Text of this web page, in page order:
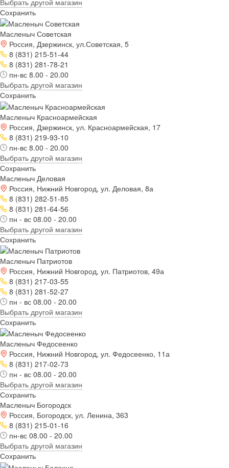
Сохранить
Масленыч Советская
Россия, Дзержинск, ул.Советская, 5
8 (831) 215-51-44
8 (831) 281-78-21
пн-вс 8.00 - 20.00
Выбрать другой магазин
Сохранить
Масленыч Красноармейская
Россия, Дзержинск, ул. Красноармейская, 17
8 (831) 219-93-10
пн-вс 8.00 - 20.00
Выбрать другой магазин
Сохранить
Масленыч Деловая
Россия, Нижний Новгород, ул. Деловая, 8а
8 (831) 282-51-85
8 (831) 281-64-56
пн - вс 08.00 - 20.00
Выбрать другой магазин
Сохранить
Масленыч Патриотов
Россия, Нижний Новгород, ул. Патриотов, 49а
8 (831) 217-03-55
8 (831) 281-52-27
пн - вс 08.00 - 20.00
Выбрать другой магазин
Сохранить
Масленыч Федосеенко
Россия, Нижний Новгород, ул. Федосеенко, 11а
8 (831) 217-02-73
пн - вс 08.00 - 20.00
Выбрать другой магазин
Сохранить
Масленыч Богородск
Россия, Богородск, ул. Ленина, 363
8 (831) 215-01-16
пн-вс 08.00 - 20.00
Выбрать другой магазин
Сохранить